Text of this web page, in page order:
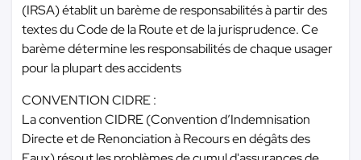
(IRSA) établit un barème de responsabilités à partir des
textes du Code de la Route et de la jurisprudence. Ce
barème détermine les responsabilités de chaque usager
pour la plupart des accidents
CONVENTION CIDRE :
La convention CIDRE (Convention d’Indemnisation
Directe et de Renonciation à Recours en dégâts des